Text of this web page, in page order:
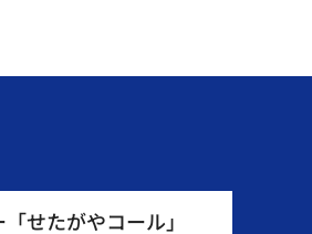
せたがやコール」